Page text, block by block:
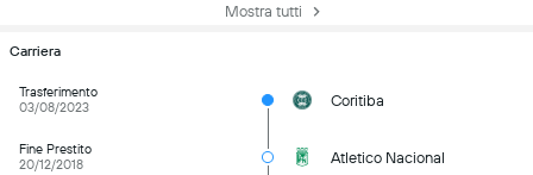
Mostra tutti
Carriera
Trasferimento
03/08/2023
Coritiba
Fine Prestito
20/12/2018
Atletico Nacional